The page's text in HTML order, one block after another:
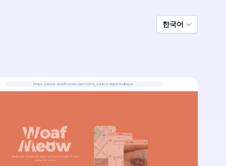
한국어
https://www.woafmeow.com?utm_source=toptrending-ai